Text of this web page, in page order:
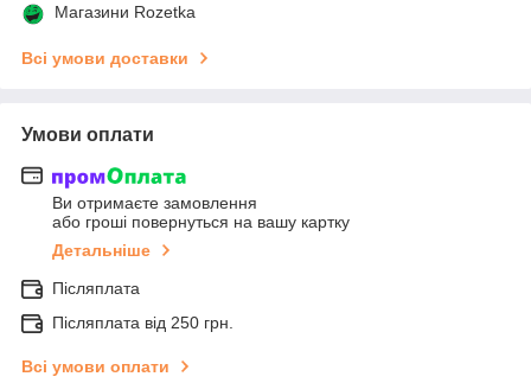
Магазини Rozetka
Всі умови доставки
Умови оплати
Ви отримаєте замовлення
або гроші повернуться на вашу картку
Детальніше
Післяплата
Післяплата від 250 грн.
Всі умови оплати